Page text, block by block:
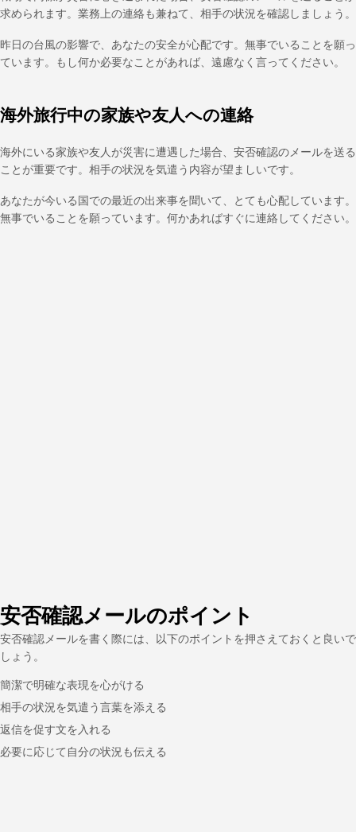
求められます。業務上の連絡も兼ねて、相手の状況を確認しましょう。
昨日の台風の影響で、あなたの安全が心配です。無事でいることを願っ
ています。もし何か必要なことがあれば、遠慮なく言ってください。
海外旅行中の家族や友人への連絡
海外にいる家族や友人が災害に遭遇した場合、安否確認のメールを送る
ことが重要です。相手の状況を気遣う内容が望ましいです。
あなたが今いる国での最近の出来事を聞いて、とても心配しています。
無事でいることを願っています。何かあればすぐに連絡してください。
安否確認メールのポイント
安否確認メールを書く際には、以下のポイントを押さえておくと良いで
しょう。
簡潔で明確な表現を心がける
相手の状況を気遣う言葉を添える
返信を促す文を入れる
必要に応じて自分の状況も伝える